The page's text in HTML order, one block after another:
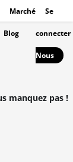
Marché
Blog
Se
connecter
Nous
manquez pas !